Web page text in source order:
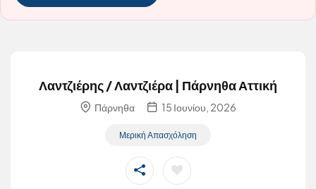
Λαντζιέρης / Λαντζιέρα | Πάρνηθα Αττική
Πάρνηθα 15 Ιουνίου, 2026
Μερική Απασχόληση